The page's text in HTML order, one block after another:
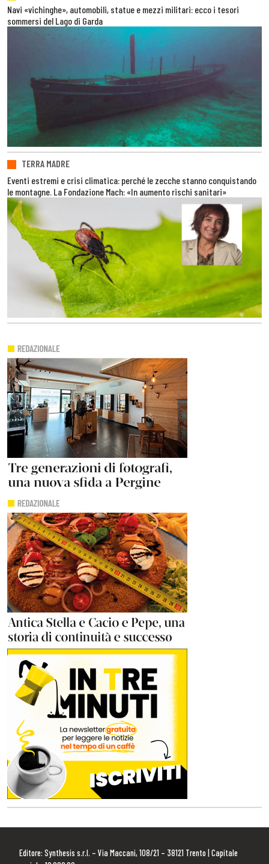
Navi «vichinghe», automobili, statue e mezzi militari: ecco i tesori
sommersi del Lago di Garda
TERRA MADRE
Eventi estremi e crisi climatica: perché le zecche stanno conquistando
le montagne. La Fondazione Mach: «In aumento rischi sanitari»
Editore: Synthesis s.r.l. – Via Maccani, 108/21 – 38121 Trento | Capitale